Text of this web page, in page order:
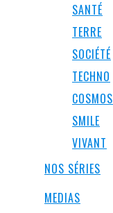
SANTÉ
TERRE
SOCIÉTÉ
TECHNO
COSMOS
SMILE
VIVANT
NOS SÉRIES
MEDIAS